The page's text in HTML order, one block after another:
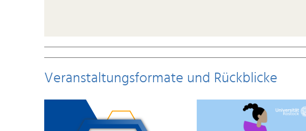
Veranstaltungsformate und Rückblicke